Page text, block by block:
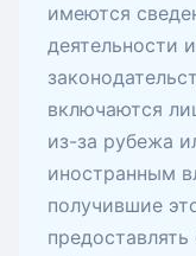
имеются
деятельности
включаются
из-за рубежа
иностранным
получившие